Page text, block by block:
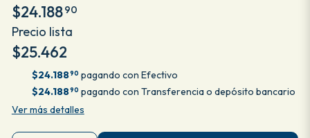
$24.18890
Precio lista
$25.462
$24.18890 pagando con Efectivo
$24.18890 pagando con Transferencia o depósito bancario
Ver más detalles